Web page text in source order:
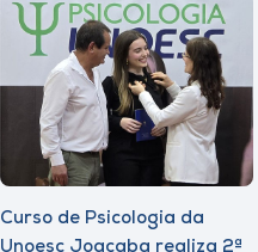
Curso de Psicologia da
Unoesc Joaçaba realiza 2ª